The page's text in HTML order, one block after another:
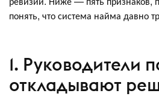
понять, что система найма давно
1. Руководители
откладывают